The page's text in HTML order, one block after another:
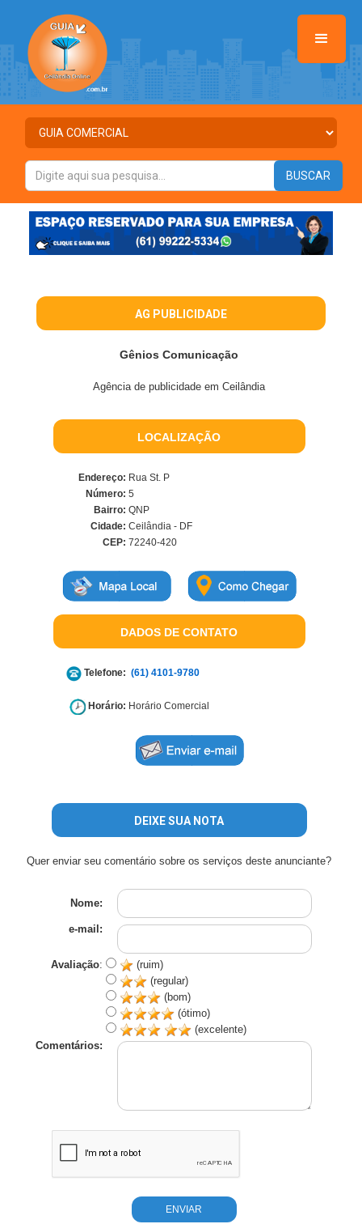
AG PUBLICIDADE
Gênios Comunicação
Agência de publicidade em Ceilândia
LOCALIZAÇÃO
Endereço: Rua St. P
Número: 5
Bairro: QNP
Cidade: Ceilândia - DF
CEP: 72240-420
DADOS DE CONTATO
Telefone: (61) 4101-9780
Horário: Horário Comercial
DEIXE SUA NOTA
Quer enviar seu comentário sobre os serviços deste anunciante?
Nome:
e-mail:
Avaliação:
(ruim)
(regular)
(bom)
(ótimo)
(excelente)
Comentários: